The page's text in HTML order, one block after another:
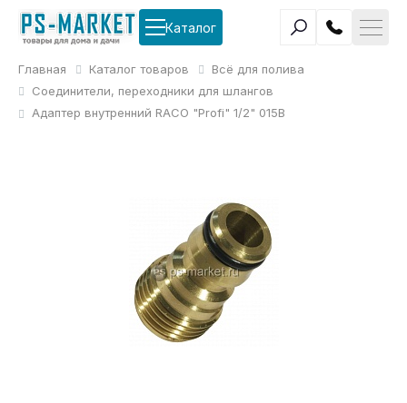
Каталог
Главная Каталог товаров
Всё для полива
Соединители, переходники для шлангов
Адаптер внутренний RACO "Profi" 1/2" 015B